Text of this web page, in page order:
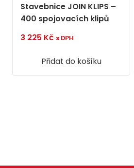
Stavebnice JOIN KLIPS –
400 spojovacích klipů
3 225 Kč s DPH
Přidat do košíku